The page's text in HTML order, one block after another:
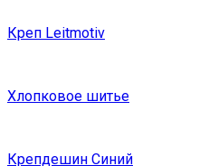
Креп Leitmotiv
Хлопковое шитье
Крепдешин Синий